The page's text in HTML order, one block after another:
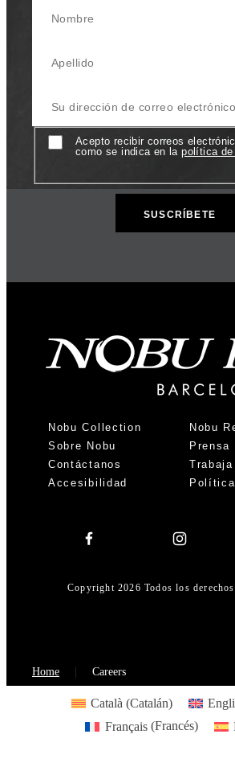
Consentimiento
Acepto recibir correos
como se indica en lapolítica de
Nobu Collection
Nobu
Sobre Nobu
Prensa
Contáctanos
Accesibilidad
Copyright 2026 Todos los
Home Careers
Català (Catalán)
Français(Francés)